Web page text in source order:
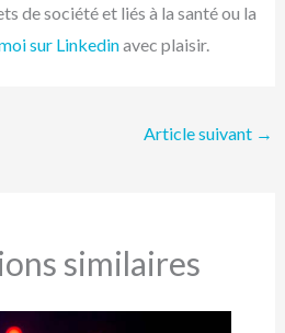
de société et liés à la santé ou la
sur Linkedinavec plaisir.
Article suivant →
similaires